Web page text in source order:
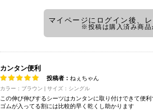
マイページにログイン後、
※投稿は購入済み商品
カンタン便利
投稿者： ねぇちゃん
カラー：ブラウン | サイズ：シングル
この伸び伸びするシーツはカンタンに取り付けできて便利
ゴムが入ってる割には比較的早く乾くし助かります